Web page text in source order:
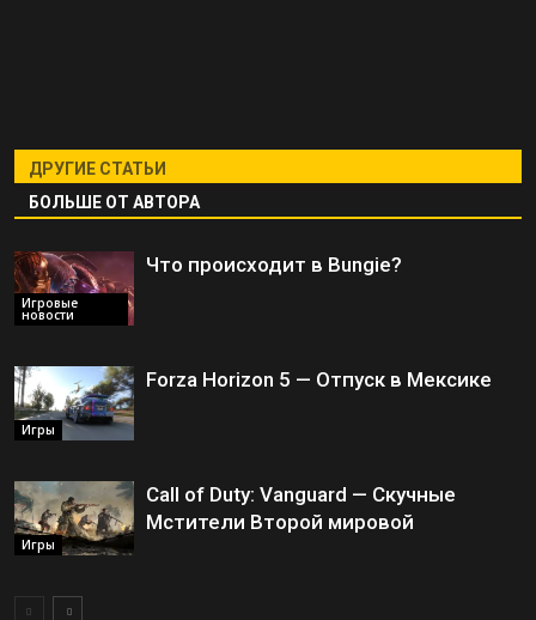
ДРУГИЕ СТАТЬИ
БОЛЬШЕ ОТ АВТОРА
Игровые
новости
Что происходит в Bungie?
Игры
Forza Horizon 5 — Отпуск в Мексике
Игры
Call of Duty: Vanguard — Скучные
Мстители Второй мировой